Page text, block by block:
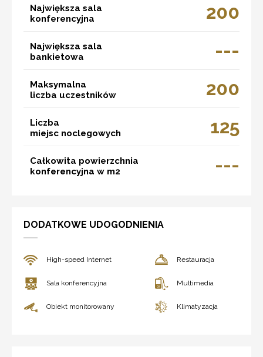
Największa sala
konferencyjna
200
Największa sala
bankietowa
---
Maksymalna
liczba uczestników
200
Liczba
miejsc noclegowych
125
Całkowita powierzchnia
konferencyjna w m2
---
DODATKOWE UDOGODNIENIA
High-speed Internet Restauracja
Sala konferencyjna Multimedia
Obiekt monitorowany Klimatyzacja